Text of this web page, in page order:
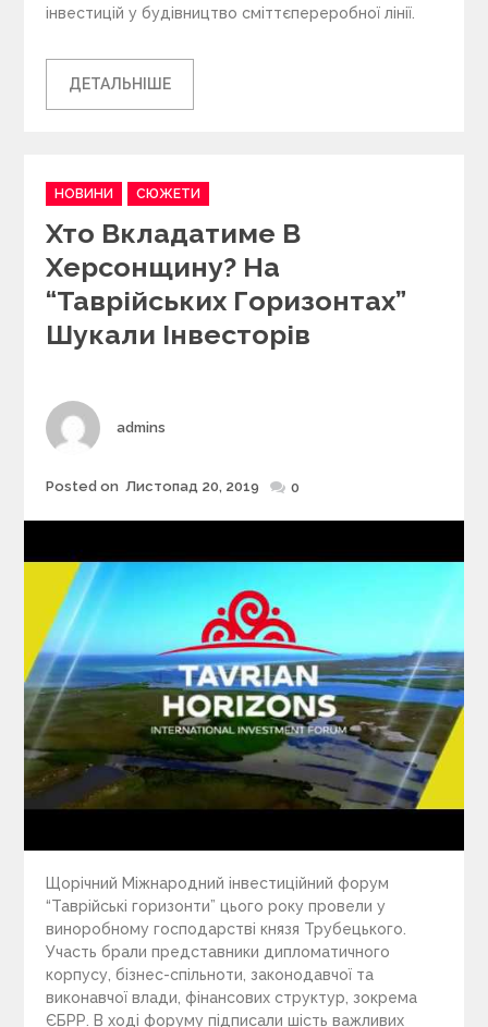
інвестицій у будівництво сміттєпереробної лінії.
ДЕТАЛЬНІШЕ
C
a
t
e
g
o
r
i
НОВИНИ СЮЖЕТИ
Хто Вкладатиме В
Херсонщину? На
“Таврійських Горизонтах”
Шукали Інвесторів
Author
admins
Posted
Posted on Листопад 20, 2019 0
Щорічний Міжнародний інвестиційний форум
“Таврійські горизонти” цього року провели у
виноробному господарстві князя Трубецького.
Участь брали представники дипломатичного
корпусу, бізнес-спільноти, законодавчої та
виконавчої влади, фінансових структур, зокрема
ЄБРР. В ході форуму підписали шість важливих